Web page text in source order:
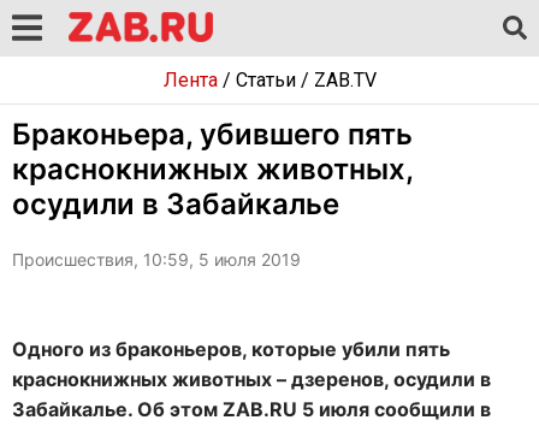
Лента/ Статьи/ ZAB.TV
Браконьера, убившего пять
краснокнижных животных,
осудили в Забайкалье
Происшествия, 10:59, 5 июля 2019
Одного из браконьеров, которые убили пять
краснокнижных животных – дзеренов, осудили в
Забайкалье. Об этом ZAB.RU 5 июля сообщили в